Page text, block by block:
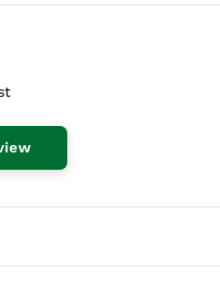
Opens New Window